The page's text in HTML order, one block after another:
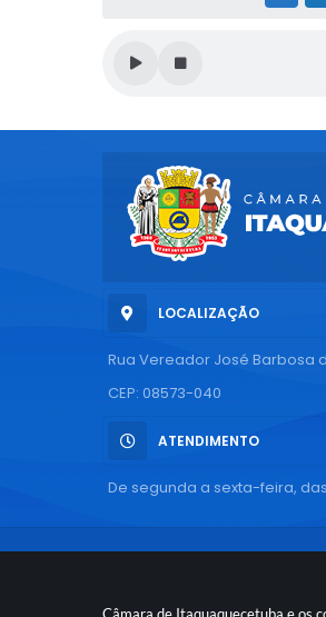
LOCALIZAÇÃO
Rua Vereador José Barbosa
CEP: 08573-040
ATENDIMENTO
De segunda a sexta-feira,